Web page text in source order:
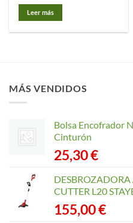
Leer más
MÁS VENDIDOS
Bolsa Encofrador
Cinturón
25,30€
DESBROZADORA
CUTTER L20
155,00€